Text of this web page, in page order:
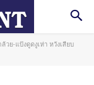
วย-แป้งดูดงูเห่า หวังเสียบ